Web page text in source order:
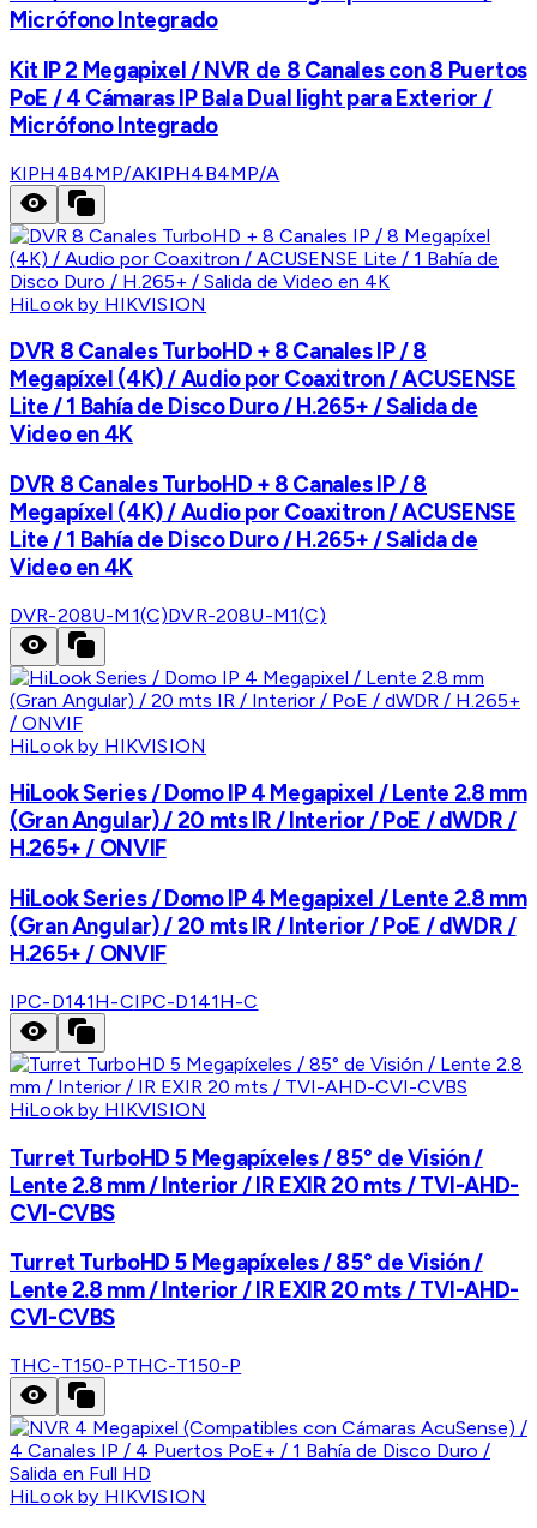
Micrófono Integrado
Kit IP 2 Megapixel / NVR de 8 Canales con 8 Puertos
PoE / 4 Cámaras IP Bala Dual light para Exterior /
Micrófono Integrado
KIPH4B4MP/AKIPH4B4MP/A
HiLook by HIKVISION
DVR 8 Canales TurboHD + 8 Canales IP / 8
Megapíxel (4K) / Audio por Coaxitron / ACUSENSE
Lite / 1 Bahía de Disco Duro / H.265+ / Salida de
Video en 4K
DVR 8 Canales TurboHD + 8 Canales IP / 8
Megapíxel (4K) / Audio por Coaxitron / ACUSENSE
Lite / 1 Bahía de Disco Duro / H.265+ / Salida de
Video en 4K
DVR-208U-M1(C)DVR-208U-M1(C)
HiLook by HIKVISION
HiLook Series / Domo IP 4 Megapixel / Lente 2.8 mm
(Gran Angular) / 20 mts IR / Interior / PoE / dWDR /
H.265+ / ONVIF
HiLook Series / Domo IP 4 Megapixel / Lente 2.8 mm
(Gran Angular) / 20 mts IR / Interior / PoE / dWDR /
H.265+ / ONVIF
IPC-D141H-CIPC-D141H-C
HiLook by HIKVISION
Turret TurboHD 5 Megapíxeles / 85° de Visión /
Lente 2.8 mm / Interior / IR EXIR 20 mts / TVI-AHD-
CVI-CVBS
Turret TurboHD 5 Megapíxeles / 85° de Visión /
Lente 2.8 mm / Interior / IR EXIR 20 mts / TVI-AHD-
CVI-CVBS
THC-T150-PTHC-T150-P
HiLook by HIKVISION